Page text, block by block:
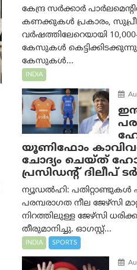
കേന്ദ്ര സർക്കാർ
കണക്കുകൾ പ്രകാരം,
വർഷത്തിലേറെയായി
കേസുകൾ
കേസുകൾ...
INDIA
യൂണിഫോം
ചോദ്യം ചെയ്ത്
പ്രസിഡന്റ് ദിലീപ്
ന്യൂഡൽഹി: പതിറ്റാണ്ടുകൾ
പരമ്പരാഗത നീല ജേഴ്‌സി
നിറത്തിലുള്ള ജേഴ്‌സി
തീരുമാനിച്ചു. ഓഗസ്റ്റ്...
INDIA SPORTS